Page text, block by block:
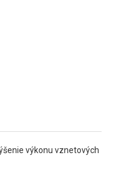
výkonu vznetových